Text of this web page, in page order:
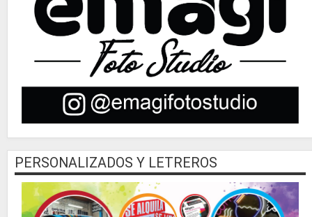
PERSONALIZADOS Y LETREROS